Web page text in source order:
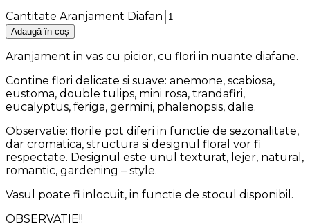
Cantitate Aranjament Diafan
Adaugă în coș
Aranjament in vas cu picior, cu flori in nuante diafane.
Contine flori delicate si suave: anemone, scabiosa,
eustoma, double tulips, mini rosa, trandafiri,
eucalyptus, feriga, germini, phalenopsis, dalie.
Observatie: florile pot diferi in functie de sezonalitate,
dar cromatica, structura si designul floral vor fi
respectate. Designul este unul texturat, lejer, natural,
romantic, gardening – style.
Vasul poate fi inlocuit, in functie de stocul disponibil.
OBSERVATIE!!